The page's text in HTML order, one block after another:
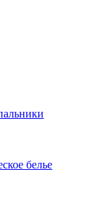
белье